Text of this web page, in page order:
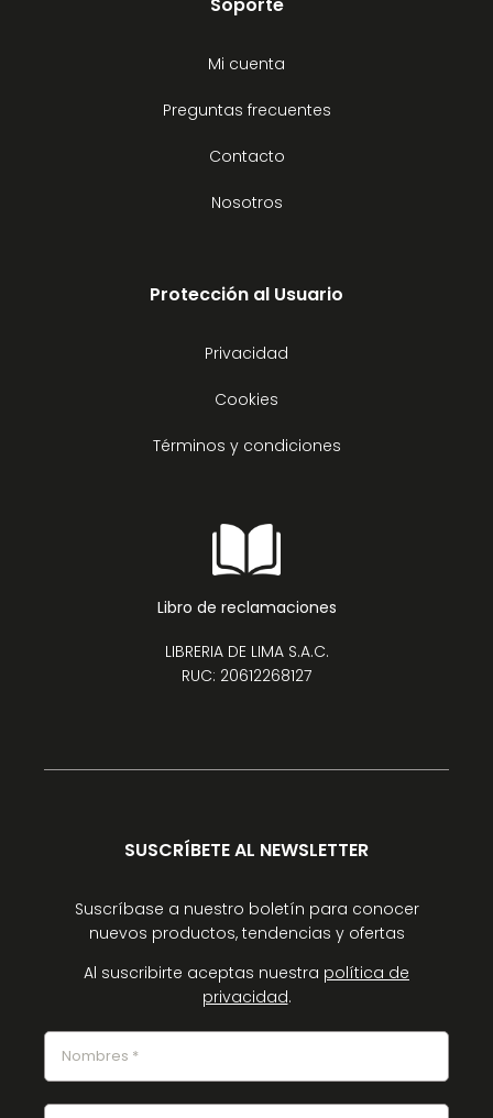
Soporte
Mi cuenta
Preguntas frecuentes
Contacto
Nosotros
Protección al Usuario
Privacidad
Cookies
Términos y condiciones
Libro de reclamaciones
LIBRERIA DE LIMA S.A.C.
RUC: 20612268127
SUSCRÍBETE AL NEWSLETTER
Suscríbase a nuestro boletín para conocer
nuevos productos, tendencias y ofertas
Al suscribirte aceptas nuestra política de
privacidad.